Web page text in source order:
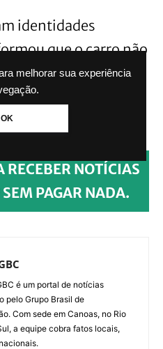
melhorar sua experiência
OK
identidades
que o carro não
infantil e que o
o teste do
RECEBER NOTÍCIAS
PAGAR NADA.
é um portal de notícias
pelo Grupo Brasil de
Com sede em Canoas, no Rio
a equipe cobra fatos locais,